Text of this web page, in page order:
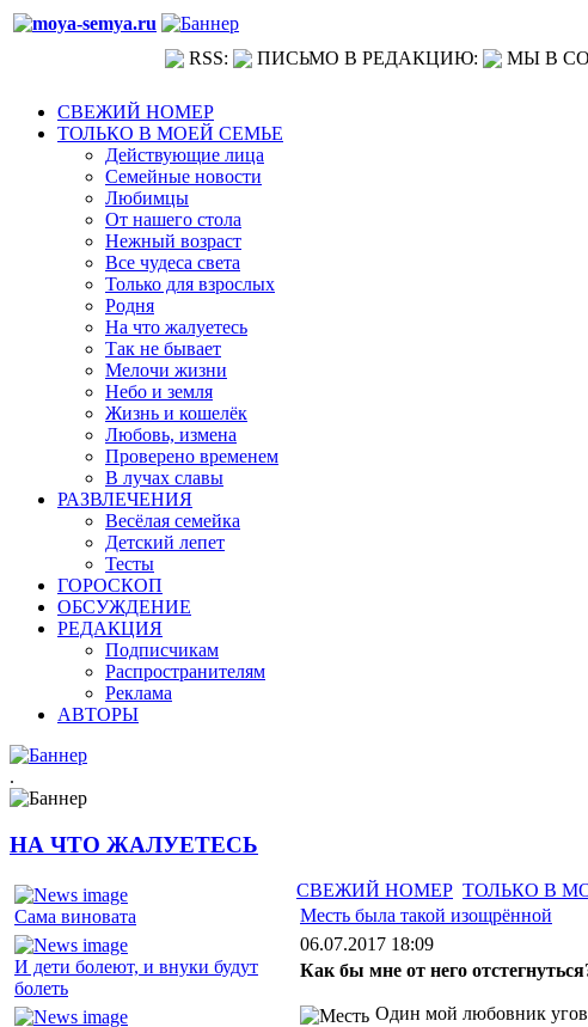
RSS: ПИСЬМО В РЕДАКЦИЮ: МЫ В
СВЕЖИЙ НОМЕР
ТОЛЬКО В МОЕЙ СЕМЬЕ
Действующие лица
Семейные новости
Любимцы
От нашего стола
Нежный возраст
Все чудеса света
Только для взрослых
Родня
На что жалуетесь
Так не бывает
Мелочи жизни
Небо и земля
Жизнь и кошелёк
Любовь, измена
Проверено временем
В лучах славы
РАЗВЛЕЧЕНИЯ
Весёлая семейка
Детский лепет
Тесты
ГОРОСКОП
ОБСУЖДЕНИЕ
РЕДАКЦИЯ
Подписчикам
Распространителям
Реклама
АВТОРЫ
.
НА ЧТО ЖАЛУЕТЕСЬ
Сама виновата
И дети болеют, и внуки будут
болеть
СВЕЖИЙ НОМЕР ТОЛЬКО В
Месть была такой изощрённой
06.07.2017 18:09
Как бы мне от него
Один мой любовник